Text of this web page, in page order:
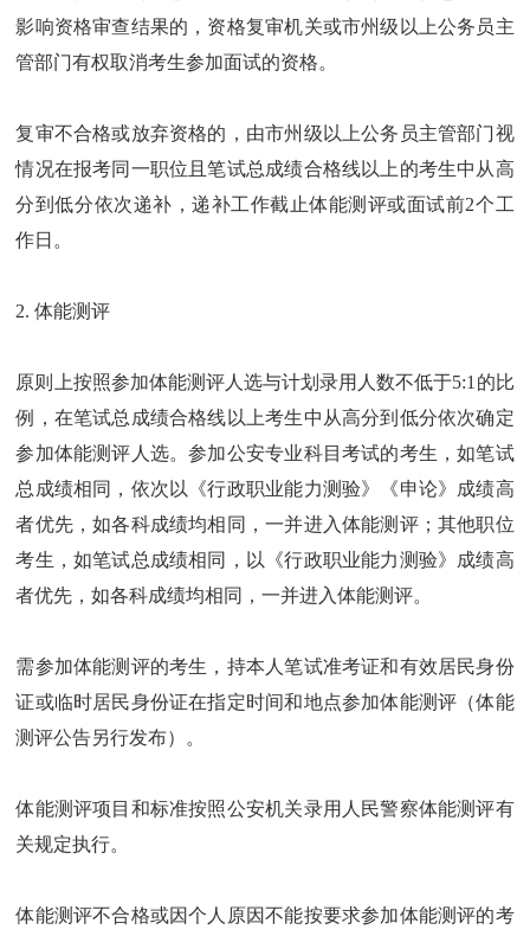
影响资格审查结果的，资格复审机关或市州级以上公务员主
管部门有权取消考生参加面试的资格。
复审不合格或放弃资格的，由市州级以上公务员主管部门视
情况在报考同一职位且笔试总成绩合格线以上的考生中从高
分到低分依次递补，递补工作截止体能测评或面试前2个工
作日。
2. 体能测评
原则上按照参加体能测评人选与计划录用人数不低于5:1的比
例，在笔试总成绩合格线以上考生中从高分到低分依次确定
参加体能测评人选。参加公安专业科目考试的考生，如笔试
总成绩相同，依次以《行政职业能力测验》《申论》成绩高
者优先，如各科成绩均相同，一并进入体能测评；其他职位
考生，如笔试总成绩相同，以《行政职业能力测验》成绩高
者优先，如各科成绩均相同，一并进入体能测评。
需参加体能测评的考生，持本人笔试准考证和有效居民身份
证或临时居民身份证在指定时间和地点参加体能测评（体能
测评公告另行发布）。
体能测评项目和标准按照公安机关录用人民警察体能测评有
关规定执行。
体能测评不合格或因个人原因不能按要求参加体能测评的考